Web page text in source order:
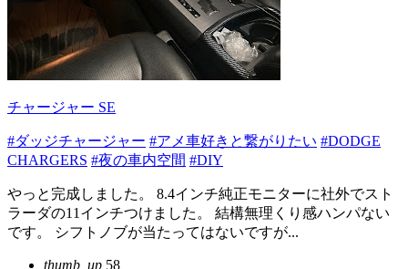
チャージャー SE
#ダッジチャージャー #アメ車好きと繋がりたい #DODGE
CHARGERS #夜の車内空間 #DIY
やっと完成しました。 8.4インチ純正モニターに社外でスト
ラーダの11インチつけました。 結構無理くり感ハンパない
です。 シフトノブが当たってはないですが...
thumb_up 58